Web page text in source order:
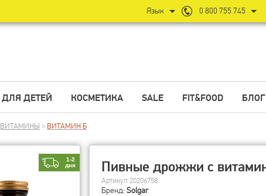
ДЛЯ ДЕТЕЙ КОСМЕТИКА SALE FIT&FOOD БЛОГ
ВИТАМИНЫ > ВИТАМИН Б
1-2
дня
Пивные дрожжи с
Артикул 20206758
Бренд: Solgar
0 800 755 745
Язык